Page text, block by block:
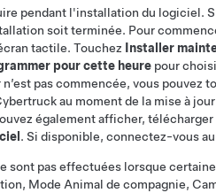
pendant l'installation du logiciel.
soit terminée. Pour
tactile. Touchez
Installer
pour cette heure pour
pas commencée, vous pouvez
au moment de la mise à
également afficher,
. Si disponible, connectez-vous
sont pas effectuées lorsque
Mode Animal de compagnie,